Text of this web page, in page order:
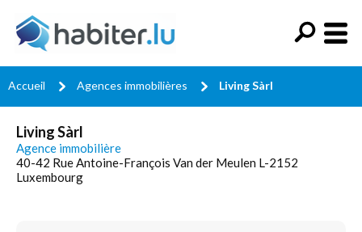
Accueil Agences immobilières Living Sàrl
Living Sàrl
Agence immobilière
40-42 Rue Antoine-François Van der Meulen L-2152
Luxembourg